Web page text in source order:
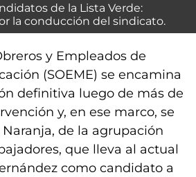
de la Lista Verde:
la conducción del sindicato.
y Empleados de
(SOEME) se encamina
definitiva luego de más de
y, en ese marco, se
de la agrupación
que lleva al actual
como candidato a